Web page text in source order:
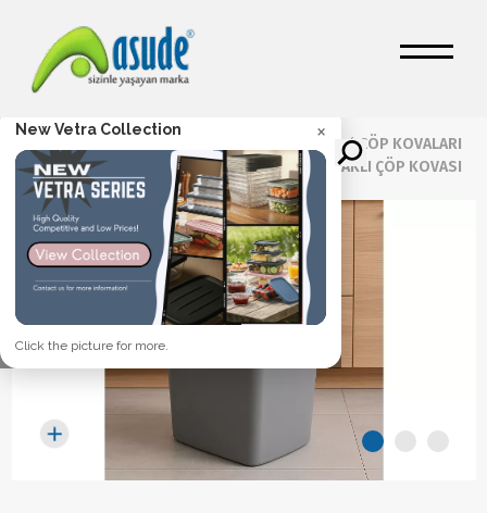
New Vetra Collection ×
Click the picture for more.
/ ÇÖP KOVALARI
/ 15 LT GİRDAP KAPAKLI ÇÖP KOVASI